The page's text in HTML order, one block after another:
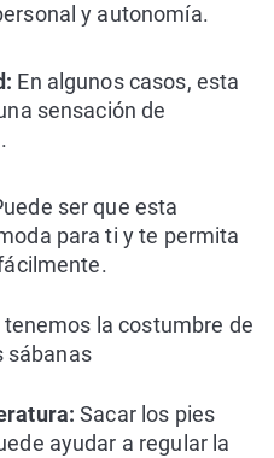
y autonomía.
En algunos casos, esta
sensación de
ser que esta
para ti y te permita
la costumbre de
sábanas
Sacar los pies
ayudar a regular la